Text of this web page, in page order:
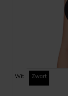
Wit Zwart